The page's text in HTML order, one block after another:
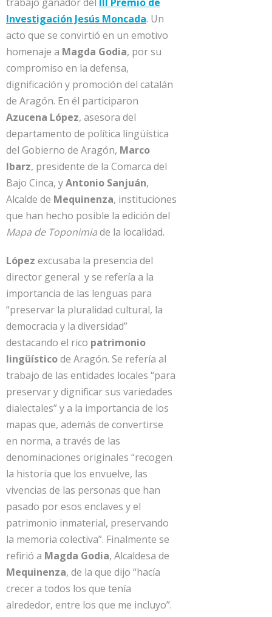
Investigación Jesús Moncada. Un
acto que se convirtió en un emotivo
homenaje a Magda Godia, por su
compromiso en la defensa,
dignificación y promoción del catalán
de Aragón. En él participaron
Azucena López, asesora del
departamento de política lingüística
del Gobierno de Aragón, Marco
Ibarz, presidente de la Comarca del
Bajo Cinca, yAntonio Sanjuán,
Alcalde de Mequinenza, instituciones
que han hecho posible la edición del
Mapa de Toponimiade la localidad.
López excusaba la presencia del
director general y se refería a la
importancia de las lenguas para
“preservar la pluralidad cultural, la
democracia y la diversidad”
destacando el rico patrimonio
lingüísticode Aragón. Se refería al
trabajo de las entidades locales “para
preservar y dignificar sus variedades
dialectales” y a la importancia de los
mapas que, además de convertirse
en norma, a través de las
denominaciones originales “recogen
la historia que los envuelve, las
vivencias de las personas que han
pasado por esos enclaves y el
patrimonio inmaterial, preservando
la memoria colectiva”. Finalmente se
refirió a Magda Godia, Alcaldesa de
Mequinenza, de la que dijo “hacía
crecer a todos los que tenía
alrededor, entre los que me incluyo”.